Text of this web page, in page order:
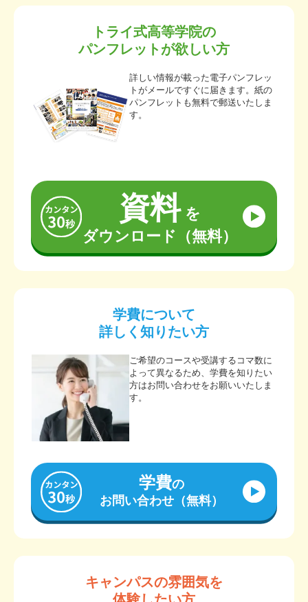
トライ式高等学院の
パンフレットが欲しい方
詳しい情報が載った電子パンフレッ
トがメールですぐに届きます。紙の
パンフレットも無料で郵送いたしま
す。
資料を
ダウンロード（無料）
学費について
詳しく知りたい方
ご希望のコースや受講するコマ数に
よって異なるため、学費を知りたい
方はお問い合わせをお願いいたしま
す。
学費の
お問い合わせ（無料）
キャンパスの雰囲気を